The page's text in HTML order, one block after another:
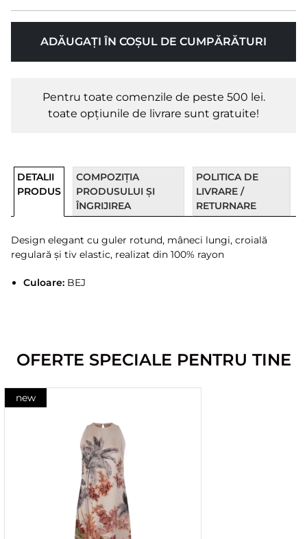
ADĂUGAȚI ÎN COȘUL DE CUMPĂRĂTURI
Pentru toate comenzile de peste 500 lei.
toate opțiunile de livrare sunt gratuite!
DETALII
PRODUS
COMPOZIȚIA
PRODUSULUI ȘI
ÎNGRIJIREA
POLITICA DE
LIVRARE /
RETURNARE
Design elegant cu guler rotund, mâneci lungi, croială
regulară și tiv elastic, realizat din 100% rayon
Culoare:BEJ
OFERTE SPECIALE PENTRU TINE
new